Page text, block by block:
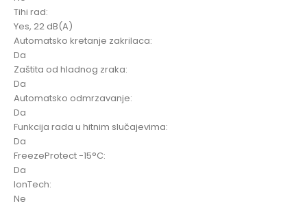
Tihi rad:
Yes, 22 dB(A)
Automatsko kretanje zakrilaca:
Da
Zaštita od hladnog zraka:
Da
Automatsko odmrzavanje:
Da
Funkcija rada u hitnim slučajevima:
Da
FreezeProtect -15°C:
Da
IonTech:
Ne